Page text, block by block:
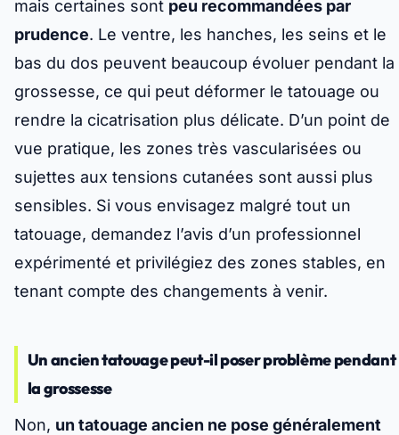
mais certaines sont peu recommandées par
prudence. Le ventre, les hanches, les seins et le
bas du dos peuvent beaucoup évoluer pendant la
grossesse, ce qui peut déformer le tatouage ou
rendre la cicatrisation plus délicate. D’un point de
vue pratique, les zones très vascularisées ou
sujettes aux tensions cutanées sont aussi plus
sensibles. Si vous envisagez malgré tout un
tatouage, demandez l’avis d’un professionnel
expérimenté et privilégiez des zones stables, en
tenant compte des changements à venir.
Un ancien tatouage peut-il poser problème pendant
la grossesse
Non, un tatouage ancien ne pose généralement